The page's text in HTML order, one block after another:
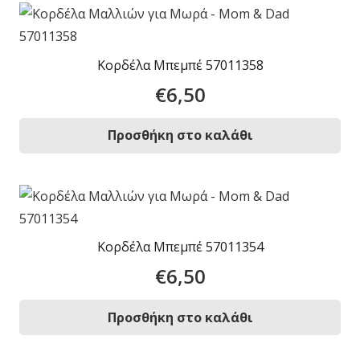
Κορδέλα Μπεμπέ 57011358
€6,50
Προσθήκη στο καλάθι
Κορδέλα Μπεμπέ 57011354
€6,50
Προσθήκη στο καλάθι